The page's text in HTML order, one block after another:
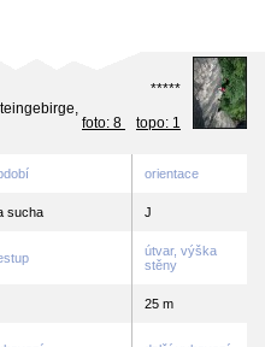
*****
foto: 8
topo: 1
orientace
sucha J
útvar, výška
stěny
25 m